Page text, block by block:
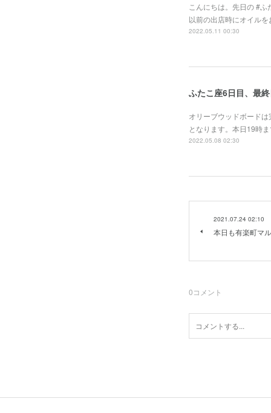
こんにちは。先日の #ふ
以前の出店時にオイル
2022.05.11 00:30
ふたこ座6日目、最終
オリーブウッドボード
となります。本日19時
2022.05.08 02:30
2021.07.24 02:10
本日も有楽町マ
0コメント